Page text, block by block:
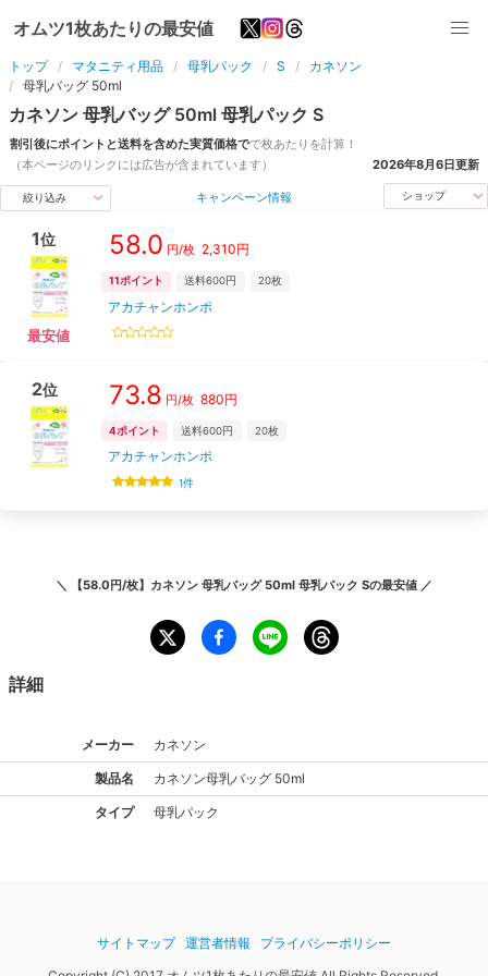
オムツ1枚あたりの最安値
トップ マタニティ用品 母乳パック S
カネソン
母乳バッグ 50ml
カネソン 母乳バッグ 50ml 母乳パック S
割引後にポイントと送料を含めた実質価格でで枚あたりを計算！
（本ページのリンクには広告が含まれています）
2026年8月6日更新
絞り込み キャンペーン情報 ショップ
1位
最安値
58.0 円/枚 2,310円
11ポイント 送料600円 20枚
アカチャンホンポ
2位 73.8 円/枚 880円
4ポイント 送料600円 20枚
アカチャンホンポ
1件
＼ 【58.0円/枚】カネソン 母乳バッグ 50ml 母乳パック Sの最安値 ／
詳細
メーカー カネソン
製品名 カネソン母乳バッグ 50ml
タイプ 母乳パック
サイトマップ 運営者情報
プライバシーポリシー